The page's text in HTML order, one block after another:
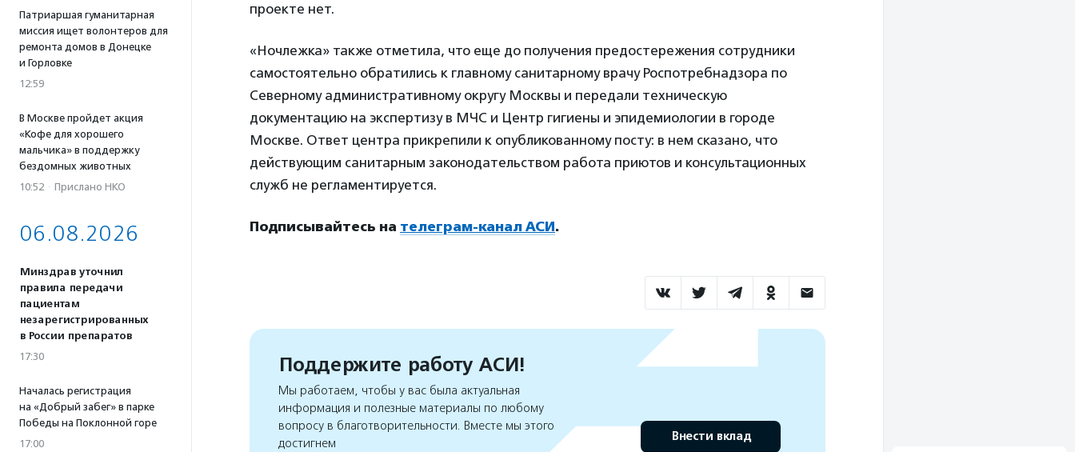
Патриаршая гуманитарная
миссия ищет волонтеров для
ремонта домов в Донецке
и Горловке
12:59
В Москве пройдет акция
«Кофе для хорошего
мальчика» в поддержку
бездомных животных
10:52 · Прислано НКО
06.08.2026
Минздрав уточнил
правила передачи
пациентам
незарегистрированных
в России препаратов
17:30
Началась регистрация
на «Добрый забег» в парке
Победы на Поклонной горе
17:00
проекте нет.
«Ночлежка» также отметила, что еще до получения предостережения сотрудники
самостоятельно обратились к главному санитарному врачу Роспотребнадзора по
Северному административному округу Москвы и передали техническую
документацию на экспертизу в МЧС и Центр гигиены и эпидемиологии в городе
Москве. Ответ центра прикрепили к опубликованному посту: в нем сказано, что
действующим санитарным законодательством работа приютов и консультационных
служб не регламентируется.
Подписывайтесь на телеграм-канал АСИ.
Поддержите работу АСИ!
Мы работаем, чтобы у вас была актуальная
информация и полезные материалы по любому
вопросу в благотворительности. Вместе мы этого
достигнем
Внести вклад